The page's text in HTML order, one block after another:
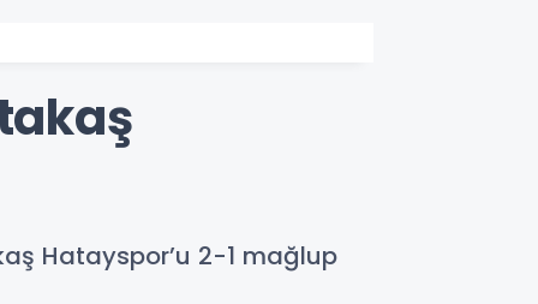
Hatayspor’u 2-1 mağlup